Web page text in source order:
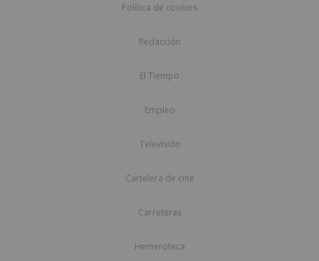
Política de cookies
Redacción
El Tiempo
Empleo
Televisión
Cartelera de cine
Carreteras
Hemeroteca